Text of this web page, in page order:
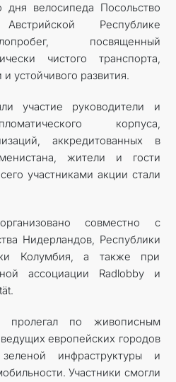
велосипеда Посольство
Республике
посвященный
чистого транспорта,
устойчивого развития.
участие руководители и
корпуса,
аккредитованных в
жители и гости
участниками акции стали
совместно с
Нидерландов, Республики
Колумбия, а также при
ассоциации Radlobby и
пролегал по живописным
европейских городов
инфраструктуры и
Участники смогли